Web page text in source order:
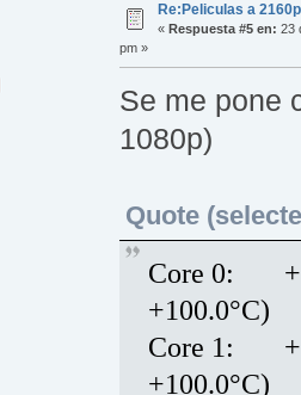
Re:Peliculas a
« Respuesta #5 en: 23
pm »
Se me pone
1080p)
Quote
Core 0:
+100.0°C)
Core 1:
+100.0°C)